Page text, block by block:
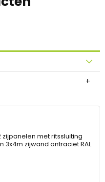
zijpanelen met ritssluiting
3x4m zijwand antraciet RAL